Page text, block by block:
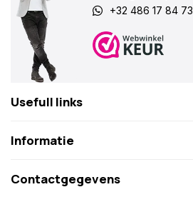
+32 486 17 84 73
Usefull links
Informatie
Contactgegevens